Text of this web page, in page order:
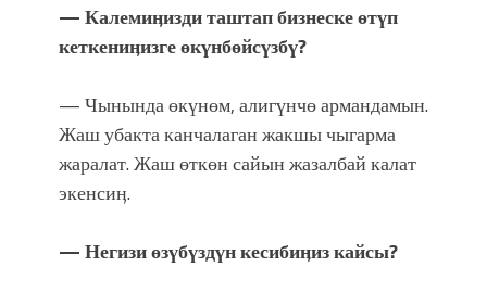
— Калемиӊизди таштап бизнеске өтүп
кеткениӊизге өкүнбөйсүзбү?
— Чынында өкүнөм, алигүнчө армандамын.
Жаш убакта канчалаган жакшы чыгарма
жаралат. Жаш өткөн сайын жазалбай калат
экенсиӊ.
— Негизи өзүбүздүн кесибиӊиз кайсы?